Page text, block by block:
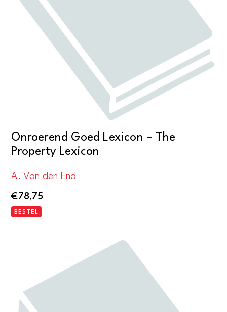
Onroerend Goed Lexicon – The
Property Lexicon
A. Van den End
€78,75
BESTEL